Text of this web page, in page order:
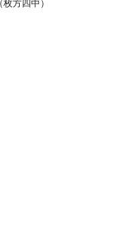
方四中）